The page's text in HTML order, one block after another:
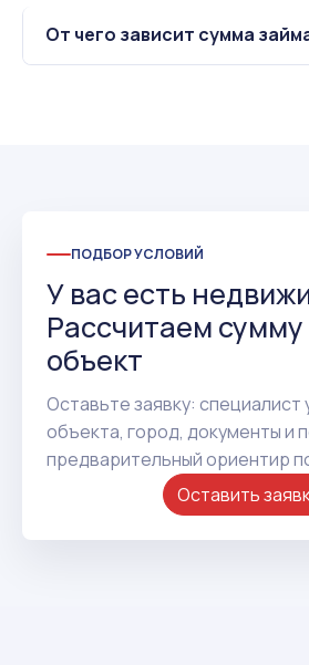
От чего зависит сумма
ПОДБОР УСЛОВИЙ
У вас есть
Рассчитаем
объект
Оставьте заявку: специалист
объекта, город, документы и
предварительный ориентир
Оставить